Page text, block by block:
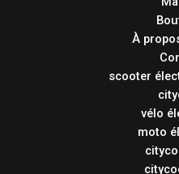
À
scooter
vélo
moto